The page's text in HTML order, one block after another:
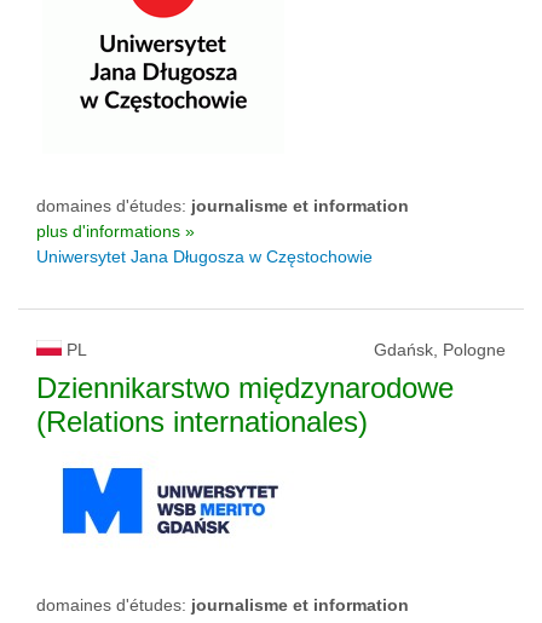
domaines d'études: journalisme et information
plus d'informations »
Uniwersytet Jana Długosza w Częstochowie
PL Gdańsk, Pologne
Dziennikarstwo międzynarodowe
(Relations internationales)
domaines d'études: journalisme et information